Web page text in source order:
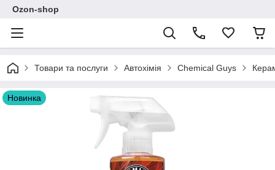
Ozon-shop
Товари та послуги Автохімія Chemical Guys
Новинка